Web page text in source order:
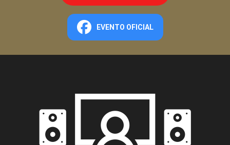
EVENTO OFICIAL